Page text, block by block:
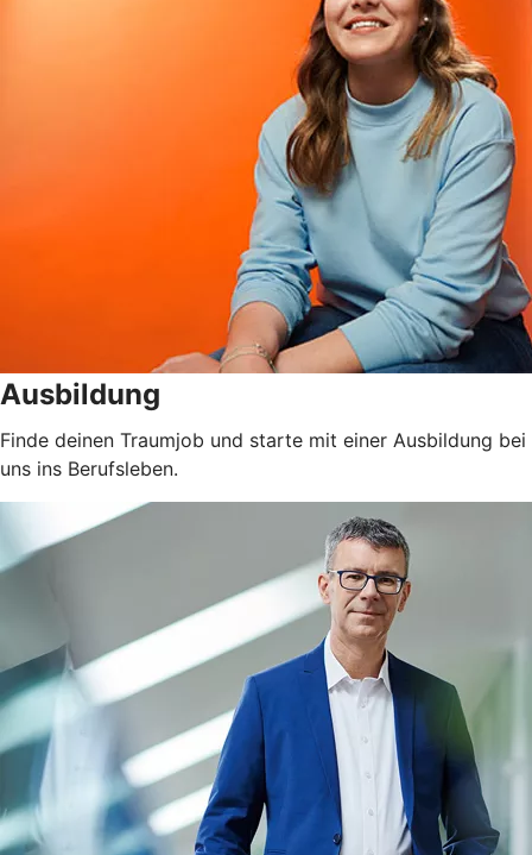
Ausbildung
Finde deinen Traumjob und starte mit einer Ausbildung bei
uns ins Berufsleben.